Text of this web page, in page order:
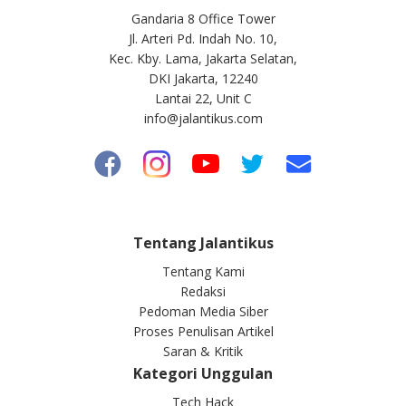
Gandaria 8 Office Tower
Jl. Arteri Pd. Indah No. 10,
Kec. Kby. Lama, Jakarta Selatan,
DKI Jakarta, 12240
Lantai 22, Unit C
info@jalantikus.com
Tentang Jalantikus
Tentang Kami
Redaksi
Pedoman Media Siber
Proses Penulisan Artikel
Saran & Kritik
Kategori Unggulan
Tech Hack